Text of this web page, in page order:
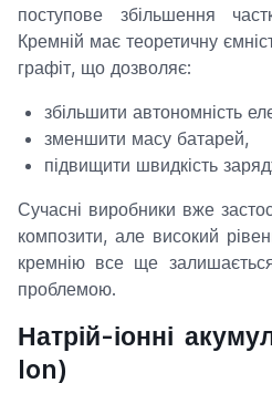
поступове збільшення
Кремній має теоретичну
графіт, що дозволяє:
збільшити автономність
зменшити масу батарей,
підвищити швидкість
Сучасні виробники вже
композити, але високий
кремнію все ще
проблемою.
Натрій-іонні
Ion)